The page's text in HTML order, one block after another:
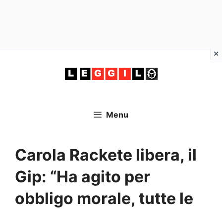
Menu
Carola Rackete libera, il
Gip: “Ha agito per
obbligo morale, tutte le